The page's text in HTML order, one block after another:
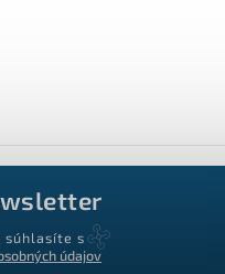
súhlasíte s
údajov